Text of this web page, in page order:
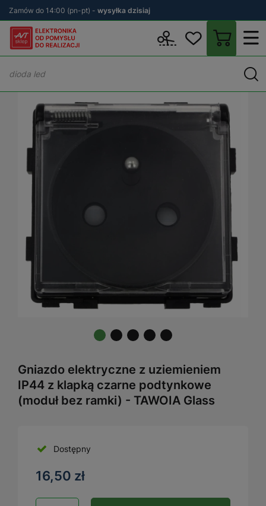
Zamów do 14:00 (pn-pt) - wysyłka dzisiaj
Osprzęt elektryczny i
Gniazdo elektryczne z uziemieniem
IP44 z klapką czarne podtynkowe
(moduł bez ramki) - TAWOIA Glass
Dostępny
16,50 zł